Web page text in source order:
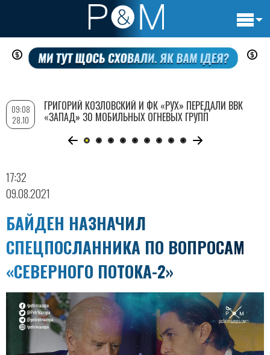
Перейти
содержанию
17:32
09.08.2021
БАЙДЕН НАЗНАЧИЛ
СПЕЦПОСЛАННИКА ПО ВОПРОСАМ
«СЕВЕРНОГО ПОТОКА-2»
09:08
28.10
ГРИГОРИЙ КОЗЛОВСКИЙ И ФК «РУХ» ПЕРЕДАЛИ ВВК
«ЗАПАД» 30 МОБИЛЬНЫХ ОГНЕВЫХ ГРУПП